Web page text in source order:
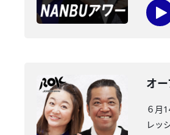
オ
６月
レッ